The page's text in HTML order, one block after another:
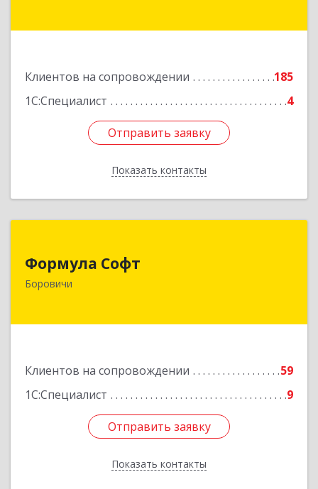
Клиентов на сопровождении
185
1С:Специалист
4
Отправить заявку
Показать контакты
Подробнее
Отправить заявку
Назад
Формула Софт
Боровичи
Клиентов на сопровождении
59
1С:Специалист
9
Отправить заявку
Показать контакты
174411, Новгородская обл, Боровичский р-н,
Боровичи г, Международная ул, дом № 6
Подробнее
Отправить заявку
Назад